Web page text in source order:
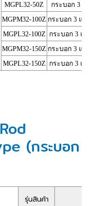
MGPL32-50Z
กระบอก 3 แ
MGPM32-100Z กระบอก 3 แก
MGPL32-100Z กระบอก 3 แก
MGPM32-150Z กระบอก 3 แก
MGPL32-150Z กระบอก 3 แก
(กระบอก
รุ่นสินค้า